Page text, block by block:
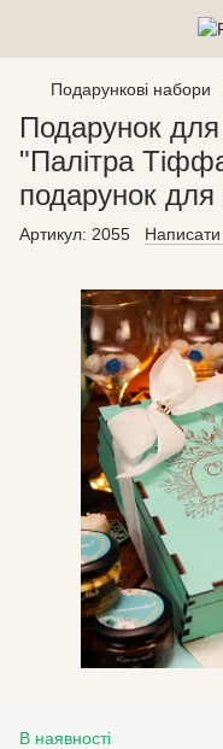
Подарункові набори
Подарунок для
"Палітра
подарунок для
Артикул: 2055 Написати
В наявності